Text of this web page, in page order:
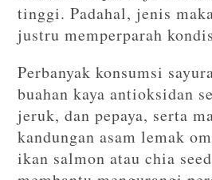
tinggi. Padahal, jenis
justru memperparah
Perbanyak konsumsi
buahan kaya antioksidan
jeruk, dan pepaya, serta
kandungan asam lemak
ikan salmon atau chia